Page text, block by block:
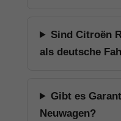
Sind Citroën
als deutsche
Gibt es
Neuwagen?